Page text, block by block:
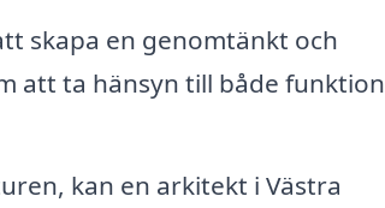
skapa en genomtänkt och
att ta hänsyn till både
kan en arkitekt i Västra